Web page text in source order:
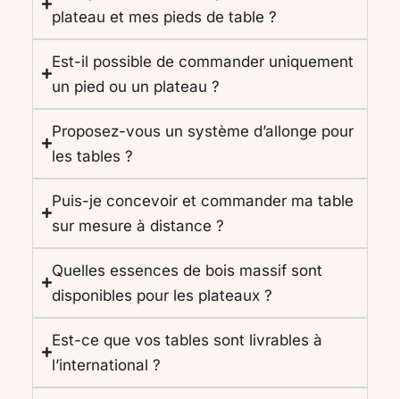
plateau et mes pieds de table ?
Est-il possible de commander uniquement
un pied ou un plateau ?
Proposez-vous un système d’allonge pour
les tables ?
Puis-je concevoir et commander ma table
sur mesure à distance ?
Quelles essences de bois massif sont
disponibles pour les plateaux ?
Est-ce que vos tables sont livrables à
l’international ?